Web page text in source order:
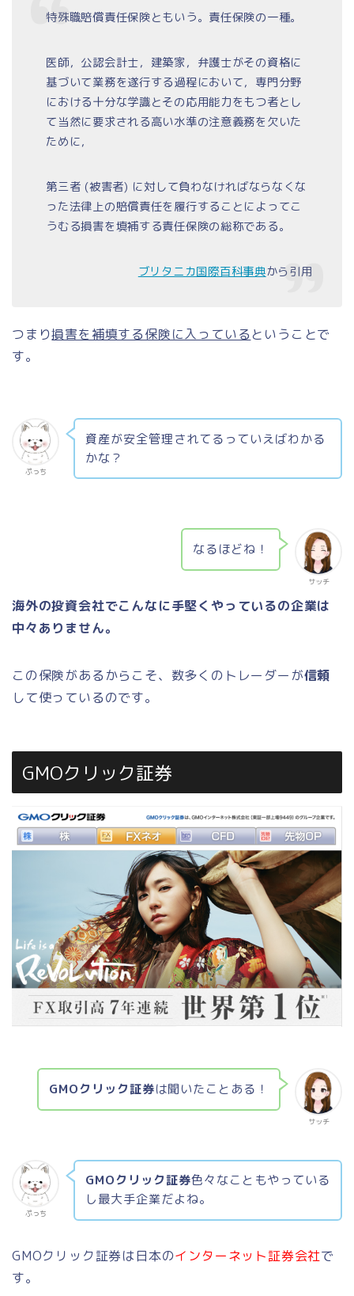
特殊職賠償責任保険ともいう。責任保険の一種。
医師，公認会計士，建築家，弁護士がその資格に
基づいて業務を遂行する過程において，専門分野
における十分な学識とその応用能力をもつ者とし
て当然に要求される高い水準の注意義務を欠いた
ために，
第三者 (被害者) に対して負わなければならなくな
った法律上の賠償責任を履行することによってこ
うむる損害を填補する責任保険の総称である。
ブリタニカ国際百科事典から引用
つまり損害を補填する保険に入っているということで
す。
ぷっち
資産が安全管理されてるっていえばわかる
かな？
サッチ
なるほどね！
海外の投資会社でこんなに手堅くやっているの企業は
中々ありません。
この保険があるからこそ、数多くのトレーダーが信頼
して使っているのです。
GMOクリック証券
サッチ
GMOクリック証券は聞いたことある！
ぷっち
GMOクリック証券色々なこともやっている
し最大手企業だよね。
GMOクリック証券は日本のインターネット証券会社で
す。